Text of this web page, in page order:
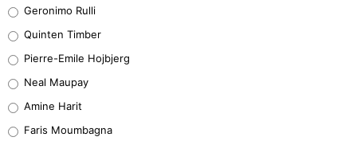
32%
5%
1%
Geronimo Rulli
Quinten Timber
Pierre-Emile Hojbjerg
Neal Maupay
Amine Harit
Faris Moumbagna